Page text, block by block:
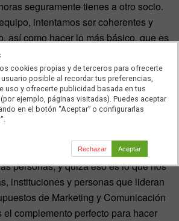
seguramente tienes a otro socio.
intentamos ser coherentes y
así como hacer lo más básico, que es
servicio al cliente… Huos de la
el día a día, pero si tuviera que
la calidad de las personas que
, ‘las agencias somos el puente
personas, y quizá eso es lo que nos
instituciones y personas que lideran
de Marketing y Comunicación
complemento perfecto para hacer
cookies propias y de terceros para ofrecerte
usuario posible al recordar tus preferencias,
uso y ofrecerte publicidad basada en tus
ejemplo, páginas visitadas). Puedes aceptar
en el botón “Aceptar” o configurarlas
Rechazar Aceptar